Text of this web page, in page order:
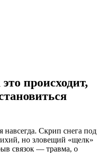
происходит,
навсегда. Скрип снега под
но зловещий «щелк»
связок — травма, о